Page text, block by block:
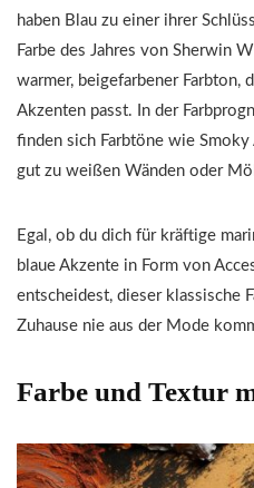
haben Blau zu einer ihrer
Farbe des Jahres von Sherwin
warmer, beigefarbener Farbton,
Akzenten passt. In der
finden sich Farbtöne wie
gut zu weißen Wänden oder
Egal, ob du dich für kräftige
blaue Akzente in Form von
entscheidest, dieser klassische
Zuhause nie aus der Mode
Farbe und Textur